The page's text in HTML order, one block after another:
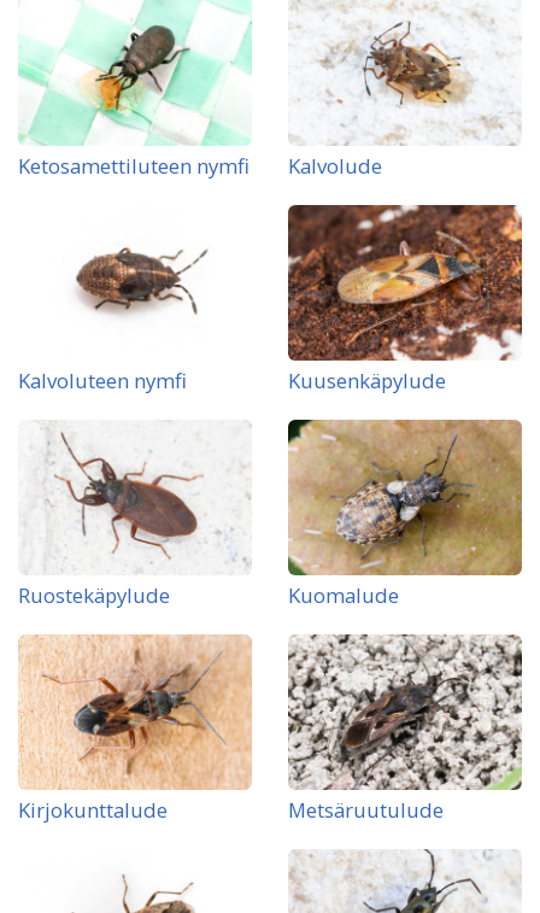
Ketosamettiluteen nymfi Kalvolude
Kalvoluteen nymfi Kuusenkäpylude
Ruostekäpylude Kuomalude
Kirjokunttalude Metsäruutulude